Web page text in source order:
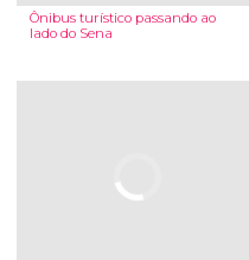
Ônibus turístico passando ao
lado do Sena